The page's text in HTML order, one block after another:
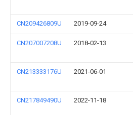
CN209426809U 2019-09-24
CN207007208U 2018-02-13
CN213333176U 2021-06-01
CN217849490U 2022-11-18